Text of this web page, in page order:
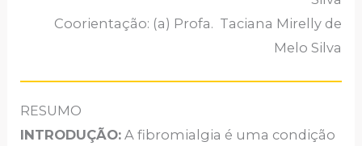
Coorientação: (a) Profa. Taciana Mirelly de
Melo Silva
RESUMO
INTRODUÇÃO: A fibromialgia é uma condição